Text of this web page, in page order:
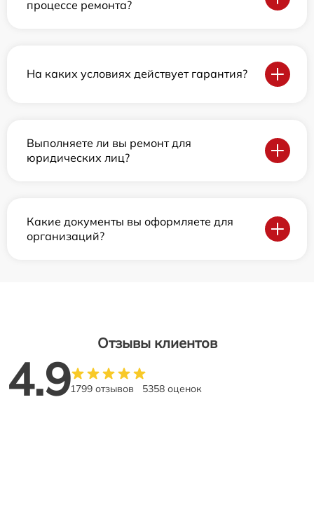
процессе ремонта?
На каких условиях действует гарантия?
Выполняете ли вы ремонт для
юридических лиц?
Какие документы вы оформляете для
организаций?
Отзывы клиентов
4.91799 отзывов 5358 оценок